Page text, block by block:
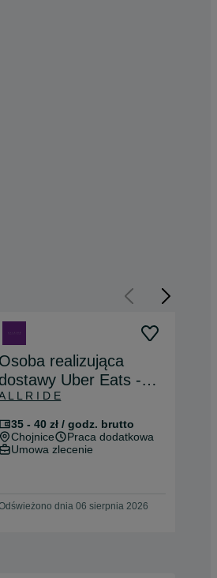
Osoba realizująca
dostawy Uber Eats -
i plecak od
zaraz!
L L R I D E
35 - 40 zł / godz. brutto
Chojnice
Praca dodatkowa
Umowa zlecenie
dnia 06 sierpnia 2026